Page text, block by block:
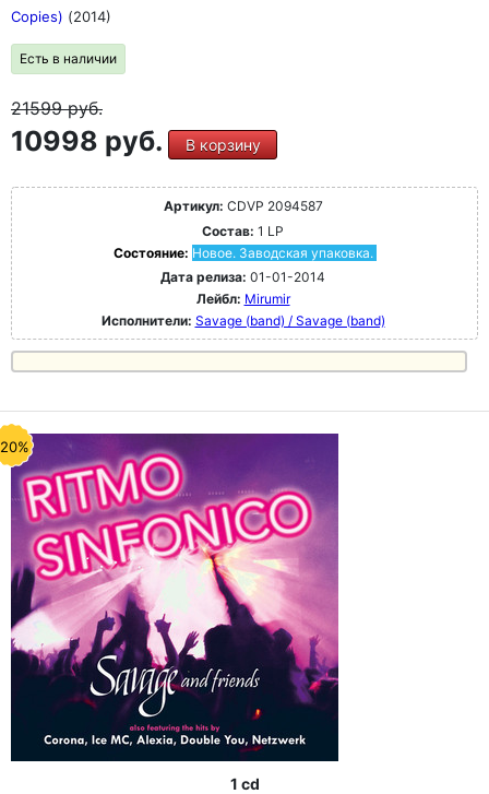
Copies) (2014)
Есть в наличии
21599руб.
10998 руб. В корзину
Артикул: CDVP 2094587
Состав: 1 LP
Состояние: Новое. Заводская упаковка.
Дата релиза: 01-01-2014
Лейбл: Mirumir
Исполнители: Savage (band) / Savage (band)
1 cd